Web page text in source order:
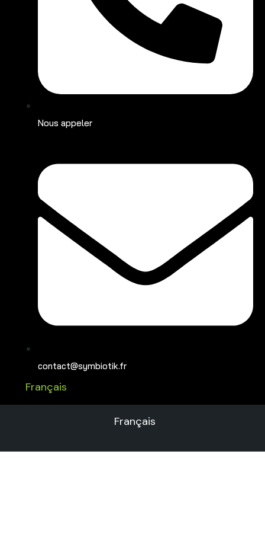
Nous appeler
contact@symbiotik.fr
Français
Français